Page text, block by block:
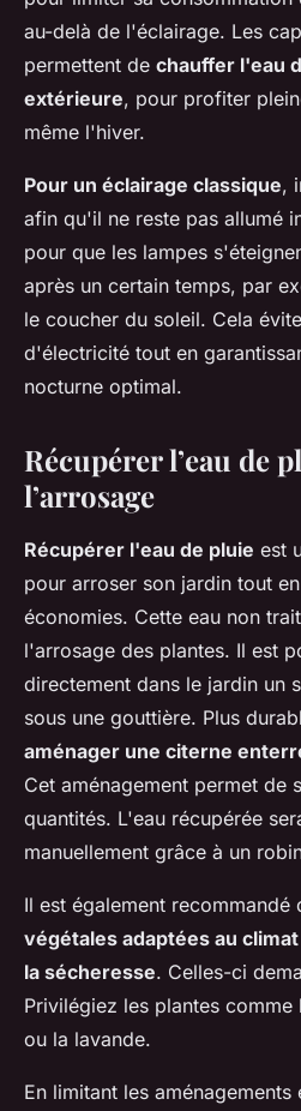
au-delà de l'éclairage. Les
permettent de chauffer l'eau
extérieure, pour profiter
même l'hiver.
Pour un éclairage classique,
afin qu'il ne reste pas allumé
pour que les lampes
après un certain temps, par
le coucher du soleil. Cela
d'électricité tout en
nocturne optimal.
Récupérer l’eau de
l’arrosage
Récupérer l'eau de pluie est
pour arroser son jardin tout
économies. Cette eau non
l'arrosage des plantes. Il est
directement dans le jardin un
sous une gouttière. Plus
aménager une citerne
Cet aménagement permet de
quantités. L'eau récupérée
manuellement grâce à un
Il est également recommandé
végétales adaptées au
la sécheresse. Celles-ci
Privilégiez les plantes
ou la lavande.
En limitant les